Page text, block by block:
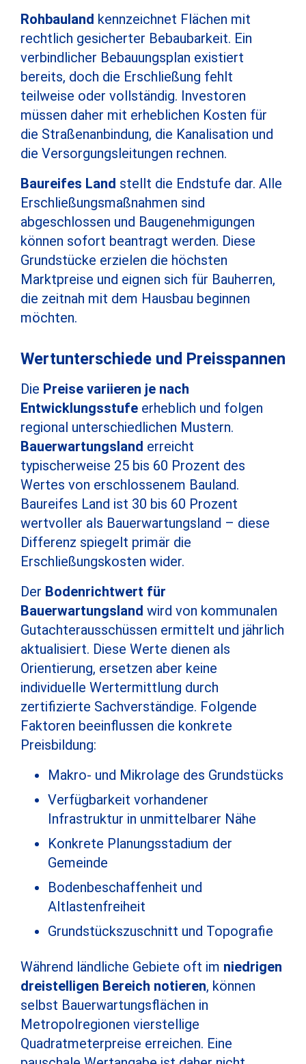
Rohbauland kennzeichnet Flächen mit
rechtlich gesicherter Bebaubarkeit. Ein
verbindlicher Bebauungsplan existiert
bereits, doch die Erschließung fehlt
teilweise oder vollständig. Investoren
müssen daher mit erheblichen Kosten für
die Straßenanbindung, die Kanalisation und
die Versorgungsleitungen rechnen.
Baureifes Land stellt die Endstufe dar. Alle
Erschließungsmaßnahmen sind
abgeschlossen und Baugenehmigungen
können sofort beantragt werden. Diese
Grundstücke erzielen die höchsten
Marktpreise und eignen sich für Bauherren,
die zeitnah mit dem Hausbau beginnen
möchten.
Wertunterschiede und Preisspannen
Die Preise variieren je nach
Entwicklungsstufe erheblich und folgen
regional unterschiedlichen Mustern.
Bauerwartungsland erreicht
typischerweise 25 bis 60 Prozent des
Wertes von erschlossenem Bauland.
Baureifes Land ist 30 bis 60 Prozent
wertvoller als Bauerwartungsland – diese
Differenz spiegelt primär die
Erschließungskosten wider.
Der Bodenrichtwert für
Bauerwartungsland wird von kommunalen
Gutachterausschüssen ermittelt und jährlich
aktualisiert. Diese Werte dienen als
Orientierung, ersetzen aber keine
individuelle Wertermittlung durch
zertifizierte Sachverständige. Folgende
Faktoren beeinflussen die konkrete
Preisbildung:
Makro- und Mikrolage des Grundstücks
Verfügbarkeit vorhandener
Infrastruktur in unmittelbarer Nähe
Konkrete Planungsstadium der
Gemeinde
Bodenbeschaffenheit und
Altlastenfreiheit
Grundstückszuschnitt und Topografie
Während ländliche Gebiete oft im niedrigen
dreistelligen Bereich notieren, können
selbst Bauerwartungsflächen in
Metropolregionen vierstellige
Quadratmeterpreise erreichen. Eine